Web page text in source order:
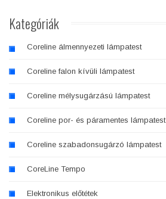
Kategóriák
Coreline álmennyezeti lámpatest
Coreline falon kívüli lámpatest
Coreline mélysugárzású lámpatest
Coreline por- és páramentes lámpatest
Coreline szabadonsugárzó lámpatest
CoreLine Tempo
Elektronikus előtétek